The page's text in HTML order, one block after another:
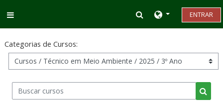
Alternar entrada
ENTRAR
Categorias de Cursos:
Buscar cursos